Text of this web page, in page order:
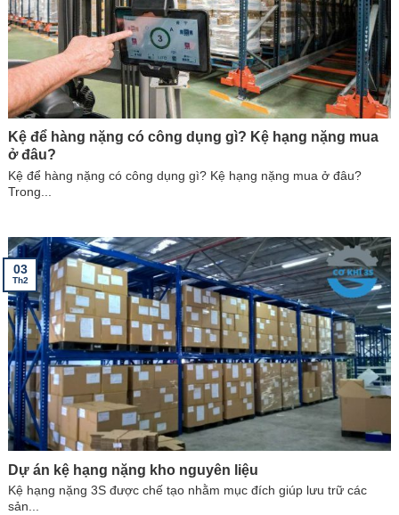
Kệ để hàng nặng có công dụng gì? Kệ hạng nặng mua
ở đâu?
Kệ để hàng nặng có công dụng gì? Kệ hạng nặng mua ở đâu?
Trong...
Dự án kệ hạng nặng kho nguyên liệu
Kệ hạng nặng 3S được chế tạo nhằm mục đích giúp lưu trữ các
sản...
03
Th2